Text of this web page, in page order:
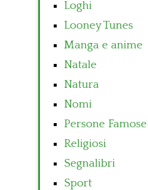
Loghi
Looney Tunes
Manga e anime
Natale
Natura
Nomi
Persone Famose
Religiosi
Segnalibri
Sport